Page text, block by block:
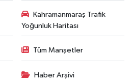
Kahramanmaraş Trafik
Yoğunluk Haritası
Tüm Manşetler
Haber Arşivi